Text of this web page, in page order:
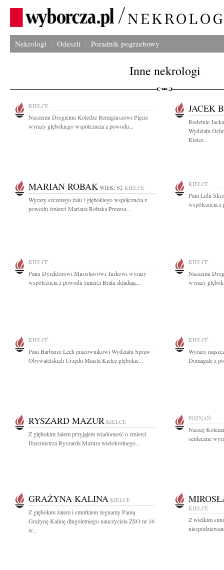
Nekrologi Odeszli Poradnik pogrzebowy
Inne nekrologi
KIELCE
Naszemu Drogiemu Koledze Remigiuszowi Pięcie
wyrazy głębokiego współczucia z powodu...
JACEK
Rodzinie
Wydziału
Kielce...
MARIAN ROBAK WIEK: 62 KIELCE
Wyrazy szczerego żalu i głębokiego współczucia z
powodu śmierci Mariana Robaka Prezesa...
KIELCE
Pani Lidii
współczucia
KIELCE
Panu Dyrektorowi Mirosławowi Turkowi wyrazy
współczucia z powodu śmierci Brata składają...
KIELCE
Naszemu
wyrazy
KIELCE
Pani Barbarze Lech pracownikowi Wydziału Spraw
Obywatelskich Urzędu Miasta Kielce głębokie...
KIELCE
Wyrazy
Domagale z
RYSZARD MAZUR KIELCE
Z głębokim żalem przyjąłem wiadomość o śmierci
Harcmistrza Ryszarda Mazura wielokrotnego...
POZNAŃ
Naszej
serdeczne
GRAŻYNA KALINA KIELCE
Z głębokim żalem i smutkiem żegnamy Panią
Grażynę Kalinę długoletniego nauczyciela ZSO nr 16
w...
KIELCE
Z wielkim